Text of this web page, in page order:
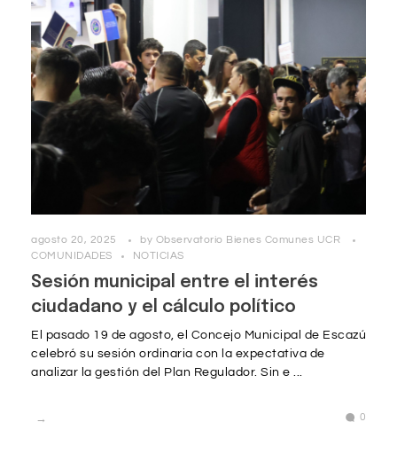
agosto 20, 2025 by Observatorio Bienes Comunes UCR
COMUNIDADES
NOTICIAS
Sesión municipal entre el interés
ciudadano y el cálculo político
El pasado 19 de agosto, el Concejo Municipal de Escazú
celebró su sesión ordinaria con la expectativa de
analizar la gestión del Plan Regulador. Sin e ...
0